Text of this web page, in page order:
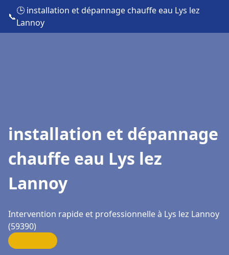
📞
🕒 installation et dépannage chauffe eau Lys lez
Lannoy
installation et dépannage
chauffe eau Lys lez
Lannoy
Intervention rapide et professionnelle à Lys lez Lannoy
(59390)